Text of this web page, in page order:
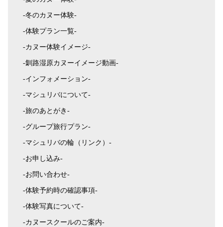
-冬のカヌー体験-
-体験プラン一覧-
-カヌー体験イメージ-
-釧路湿原カヌーイメージ動画-
-インフォメーション-
-マシュリバについて-
-旅のあとがき-
-グループ旅行プラン-
-マシュリバの輪（リンク）-
-お申し込み-
-お問い合わせ-
-体験予約時の確認事項-
-体験写真について-
-カヌースクールのご案内-